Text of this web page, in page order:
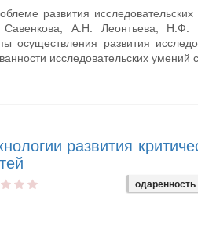
развития
А.Н. Леонтьева, Н.Ф.
осуществления развития
исследовательских умений
развития
одаренность